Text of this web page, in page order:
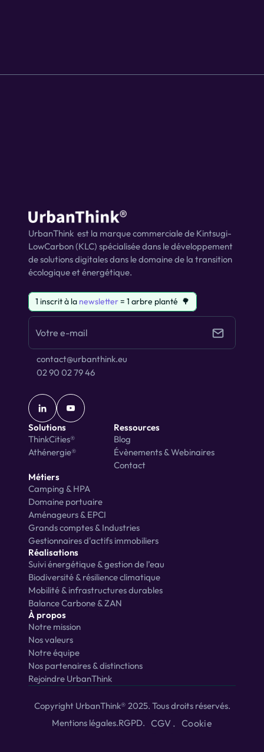
UrbanThink  est la marque commerciale de Kintsugi-
LowCarbon (KLC) spécialisée dans le développement
de solutions digitales dans le domaine de la transition
écologique et énergétique.
contact@urbanthink.eu
02 90 02 79 46
1 inscrit à la newsletter = 1 arbre planté  🌳
Solutions
ThinkCities®
Athénergie®
Ressources
Blog
Évènements & Webinaires
Contact
Métiers
Camping & HPA
Domaine portuaire
Aménageurs & EPCI
Grands comptes & Industries
Gestionnaires d'actifs immobiliers
Réalisations
Suivi énergétique & gestion de l’eau
Biodiversité & résilience climatique
Mobilité & infrastructures durables
Balance Carbone & ZAN
À propos
Notre mission
Nos valeurs
Notre équipe
Nos partenaires & distinctions
Rejoindre UrbanThink
Copyright UrbanThink® 2025. Tous droits réservés.
Mentions légales.RGPD. Cookie
CGV .